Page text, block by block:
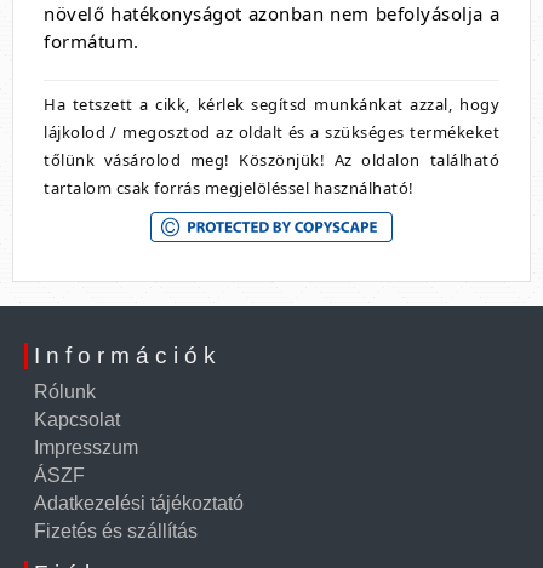
növelő hatékonyságot azonban nem befolyásolja a
formátum.
Ha tetszett a cikk, kérlek segítsd munkánkat azzal, hogy
lájkolod / megosztod az oldalt és a szükséges termékeket
tőlünk vásárolod meg! Köszönjük! Az oldalon található
tartalom csak forrás megjelöléssel használható!
Információk
Rólunk
Kapcsolat
Impresszum
ÁSZF
Adatkezelési tájékoztató
Fizetés és szállítás